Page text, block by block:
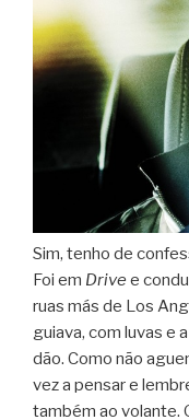
Sim, tenho de
Foi em Drive e
ruas más de Los
gui­ava, com luvas e
dão. Como não
vez a pen­sar e
tam­bém ao volante.